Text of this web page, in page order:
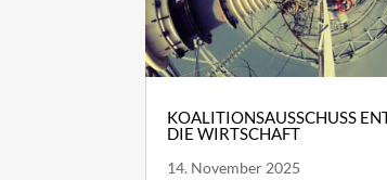
KOALITIONSAUSSCHUSS
DIE WIRTSCHAFT
14. November 2025